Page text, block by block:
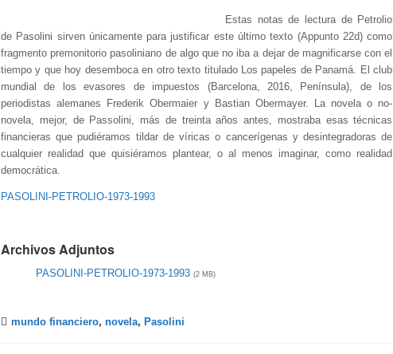
Estas notas de lectura de Petrolio
de Pasolini sirven únicamente para justificar este último texto (Appunto 22d) como
fragmento premonitorio pasoliniano de algo que no iba a dejar de magnificarse con el
tiempo y que hoy desemboca en otro texto titulado Los papeles de Panamá. El club
mundial de los evasores de impuestos (Barcelona, 2016, Península), de los
periodistas alemanes Frederik Obermaier y Bastian Obermayer. La novela o no-
novela, mejor, de Passolini, más de treinta años antes, mostraba esas técnicas
financieras que pudiéramos tildar de víricas o cancerígenas y desintegradoras de
cualquier realidad que quisiéramos plantear, o al menos imaginar, como realidad
democrática.
PASOLINI-PETROLIO-1973-1993
Archivos Adjuntos
PASOLINI-PETROLIO-1973-1993 (2 MB)
mundo financiero, novela, Pasolini